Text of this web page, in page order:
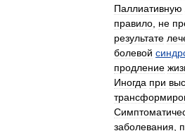
Паллиативную
правило не
результате
болевой
продление
Иногда при
заболевания